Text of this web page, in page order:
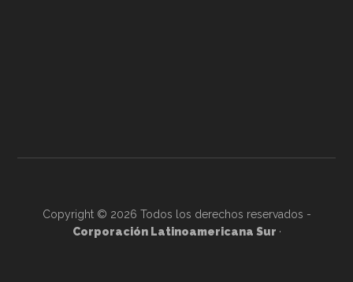
Copyright © 2026 Todos los derechos reservados -
Corporación Latinoamericana Sur ·